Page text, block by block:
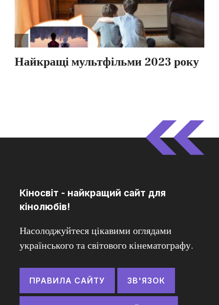
Кіносвіт - найкращий сайт для
кінолюбів!
Насолоджуйтеся цікавими оглядами
українського та світового кінематографу.
ПРАВИЛА САЙТУ ЗВ'ЯЗОК